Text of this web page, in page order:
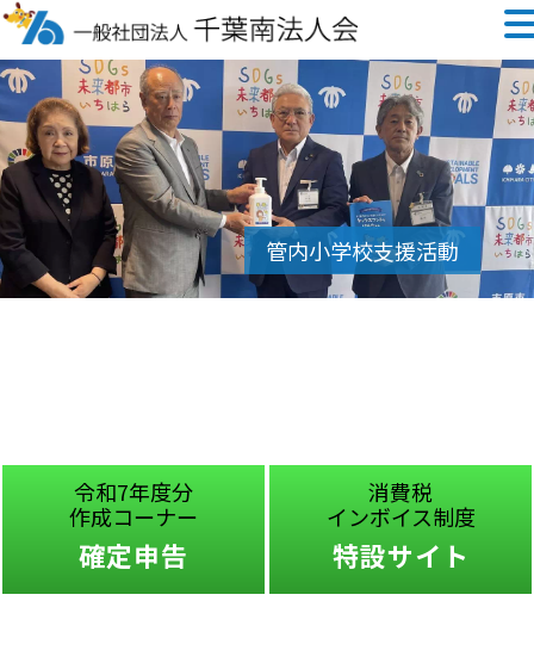
令和7年度分
作成コーナー
確定申告
消費税
インボイス制度
特設サイト